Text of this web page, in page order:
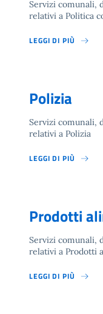
Servizi comunali,
relativi a Politica
LEGGI DI PIÙ
Polizia
Servizi comunali,
relativi a Polizia
LEGGI DI PIÙ
Prodotti
Servizi comunali,
relativi a Prodotti
LEGGI DI PIÙ